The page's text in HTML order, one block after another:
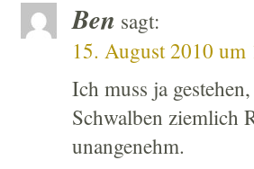
Ben sagt:
15. August 2010
Ich muss ja
Schwalben ziemlich
unangenehm.